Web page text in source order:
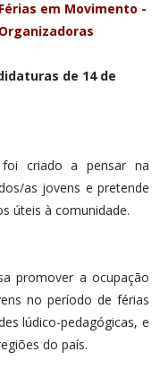
em Movimento -
de 14 de
criado a pensar na
as jovens e pretende
úteis à comunidade.
promover a ocupação
no período de férias
lúdico-pedagógicas, e
do país.